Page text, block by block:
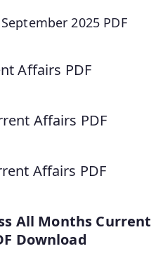
September 2025 PDF
Affairs PDF
Affairs PDF
Affairs PDF
All Months Current
Download